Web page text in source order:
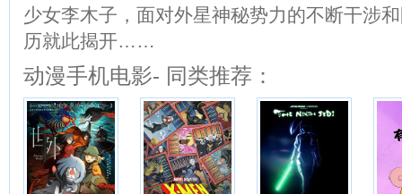
少女李木子，面对外星神秘势力的不断干涉
历就此揭开……
动漫手机电影- 同类推荐：